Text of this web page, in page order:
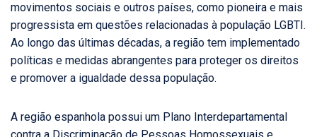
movimentos sociais e outros países, como pioneira e mais
progressista em questões relacionadas à população LGBTI.
Ao longo das últimas décadas, a região tem implementado
políticas e medidas abrangentes para proteger os direitos
e promover a igualdade dessa população.
A região espanhola possui um Plano Interdepartamental